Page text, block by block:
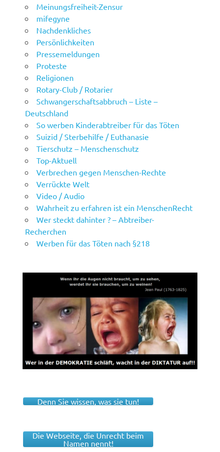
Meinungsfreiheit-Zensur
mifegyne
Nachdenkliches
Persönlichkeiten
Pressemeldungen
Proteste
Religionen
Rotary-Club / Rotarier
Schwangerschaftsabbruch – Liste –
Deutschland
So werben Kinderabtreiber für das Töten
Suizid / Sterbehilfe / Euthanasie
Tierschutz – Menschenschutz
Top-Aktuell
Verbrechen gegen Menschen-Rechte
Verrückte Welt
Video / Audio
Wahrheit zu erfahren ist ein MenschenRecht
Wer steckt dahinter ? – Abtreiber-
Recherchen
Werben für das Töten nach §218
Denn Sie wissen, was sie tun!
Die Webseite, die Unrecht beim
Namen nennt!